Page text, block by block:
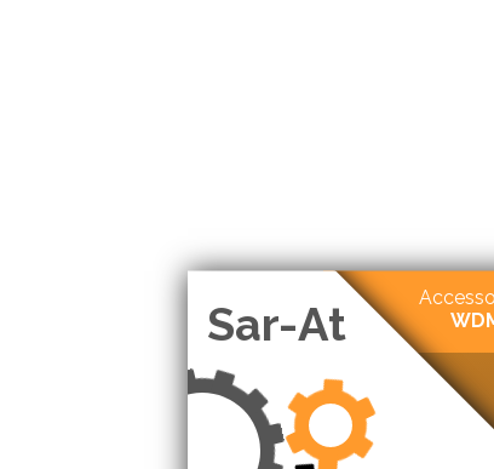
Sar-At